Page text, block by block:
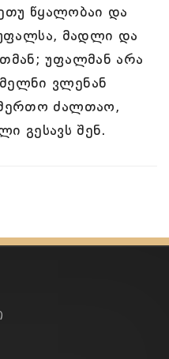
წყალობაი და
უფალსა, მადლი და
უფალმან არა
ვლენან
ძალთაო,
გესავს შენ.